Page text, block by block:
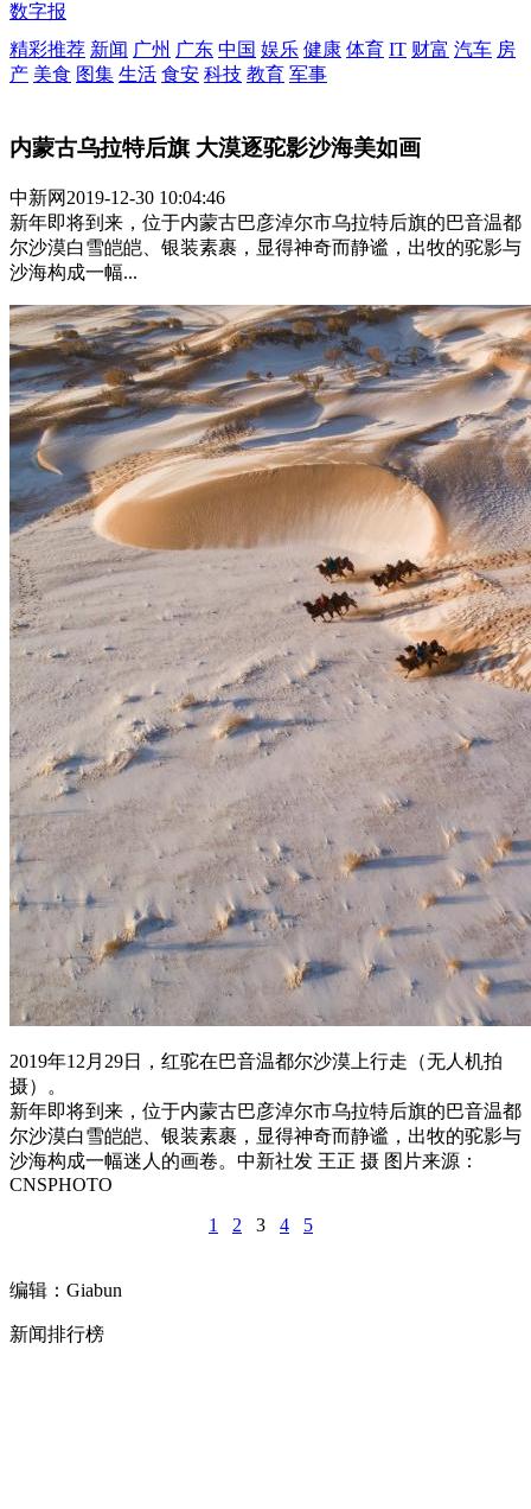
数字报
精彩推荐 新闻 广州 广东 中国 娱乐 健康 体育 IT 财富 汽车 房
产 美食 图集 生活 食安 科技 教育 军事
内蒙古乌拉特后旗 大漠逐驼影沙海美如画
中新网 2019-12-30 10:04:46
新年即将到来，位于内蒙古巴彦淖尔市乌拉特后旗的巴音温都
尔沙漠白雪皑皑、银装素裹，显得神奇而静谧，出牧的驼影与
沙海构成一幅...
2019年12月29日，红驼在巴音温都尔沙漠上行走（无人机拍
摄）。
新年即将到来，位于内蒙古巴彦淖尔市乌拉特后旗的巴音温都
尔沙漠白雪皑皑、银装素裹，显得神奇而静谧，出牧的驼影与
沙海构成一幅迷人的画卷。中新社发 王正 摄 图片来源：
CNSPHOTO
1
2 3 4 5
编辑：Giabun
新闻排行榜